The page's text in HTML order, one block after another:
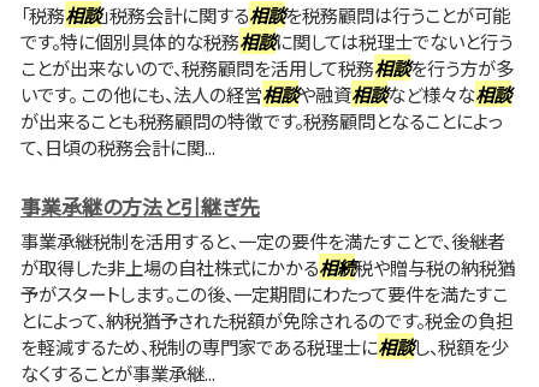
「税務相談」税務会計に関する相談を税務顧問は行うことが可能
です。特に個別具体的な税務相談に関しては税理士でないと行う
ことが出来ないので、税務顧問を活用して税務相談を行う方が多
いです。 この他にも、法人の経営相談や融資相談など様々な相談
が出来ることも税務顧問の特徴です。税務顧問となることによっ
て、日頃の税務会計に関...
事業承継の方法と引継ぎ先
事業承継税制を活用すると、一定の要件を満たすことで、後継者
が取得した非上場の自社株式にかかる相続税や贈与税の納税猶
予がスタートします。この後、一定期間にわたって要件を満たすこ
とによって、納税猶予された税額が免除されるのです。税金の負担
を軽減するため、税制の専門家である税理士に相談し、税額を少
なくすることが事業承継...